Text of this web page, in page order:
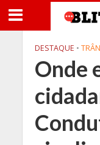
DESTAQUE •
Onde